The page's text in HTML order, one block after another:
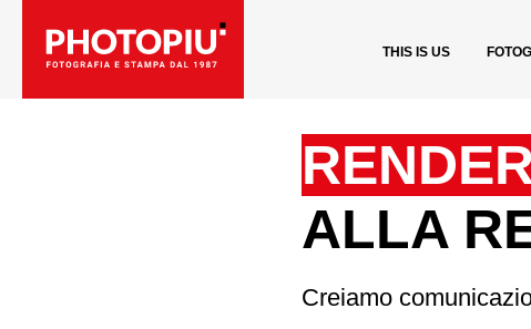
ALLA
Creiamo
THIS IS US